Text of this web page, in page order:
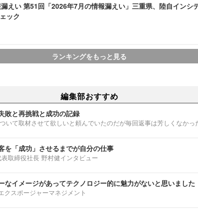
えい 第51回「2026年7月の情報漏えい」三重県、陸自インシ
ック
ランキングをもっと見る
編集部おすすめ
敗と再挑戦と成功の記録
いて取材させて欲しいと頼んでいたのだが毎回返事は芳しくなかっ
を「成功」させるまでが自分の仕事
取締役社長 野村健インタビュー
なイメージがあってテクノロジー的に魅力がないと思いました
クスポージャーマネジメント